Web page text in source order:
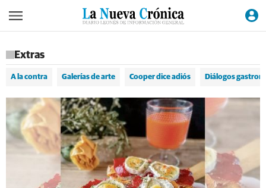
Extras
A la contra Galerías de arte Cooper dice adiós Diálogos